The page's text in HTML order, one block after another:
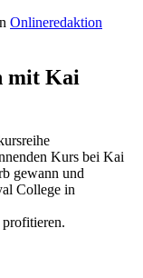
Onlineredaktion
mit Kai
Kurs bei Kai
gewann und
College in